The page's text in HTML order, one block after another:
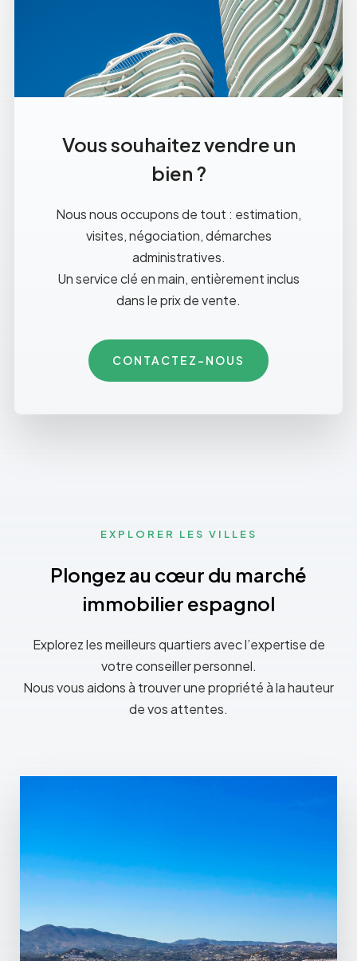
Vous souhaitez vendre un
bien ?
Nous nous occupons de tout : estimation,
visites, négociation, démarches
administratives.
Un service clé en main, entièrement inclus
dans le prix de vente.
CONTACTEZ-NOUS
EXPLORER LES VILLES
Plongez au cœur du marché
immobilier espagnol
Explorez les meilleurs quartiers avec l’expertise de
votre conseiller personnel.
Nous vous aidons à trouver une propriété à la hauteur
de vos attentes.